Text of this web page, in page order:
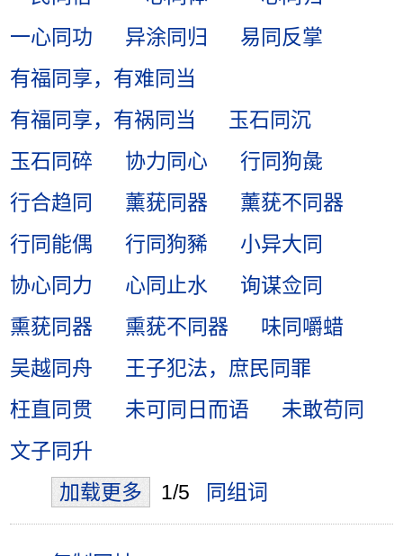
一心同功
异涂同归
易同反掌
有福同享，有难同当
有福同享，有祸同当
玉石同沉
玉石同碎
协力同心
行同狗彘
行合趋同
薰莸同器
薰莸不同器
行同能偶
行同狗豨
小异大同
协心同力
心同止水
询谋佥同
熏莸同器
熏莸不同器
味同嚼蜡
吴越同舟
王子犯法，庶民同罪
枉直同贯
未可同日而语
未敢苟同
文子同升
加载更多
1/5 同组词